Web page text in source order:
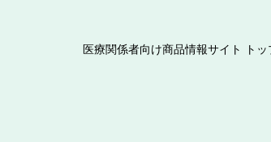
医療関係者向け商品情報サイト トッ